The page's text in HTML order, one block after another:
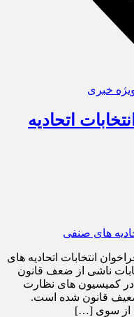
خبری
اتحادیه
انتخابات اتحادیه های
ناشی از ضعف قانون
کمیسیون های نظارت
قانون شده است.
از سوی […]